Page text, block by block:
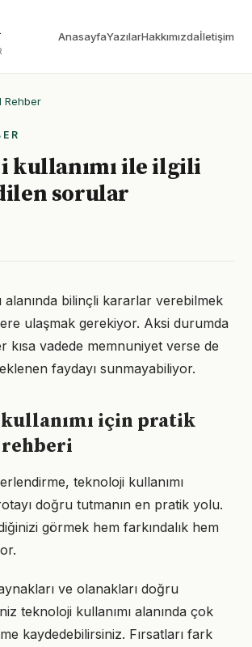
AnasayfaYazılarHakkımızdaİletişim
Rehber
kullanımı ile ilgili
sorular
alanında bilinçli kararlar verebilmek
ulaşmak gerekiyor. Aksi durumda
kısa vadede memnuniyet verse de
faydayı sunmayabiliyor.
için pratik
rehberi
teknoloji kullanımı
doğru tutmanın en pratik yolu.
görmek hem farkındalık hem
ve olanakları doğru
teknoloji kullanımı alanında çok
kaydedebilirsiniz. Fırsatları fark